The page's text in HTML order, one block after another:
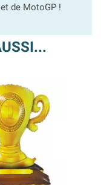
de MotoGP !